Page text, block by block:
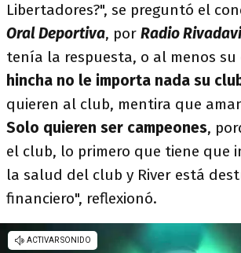
Libertadores?", se preguntó el
Oral Deportiva, por Radio
tenía la respuesta, o al menos su
hincha no le importa nada su
quieren al club, mentira que
Solo quieren ser campeones,
el club, lo primero que tiene que
la salud del club y River está
financiero", reflexionó.